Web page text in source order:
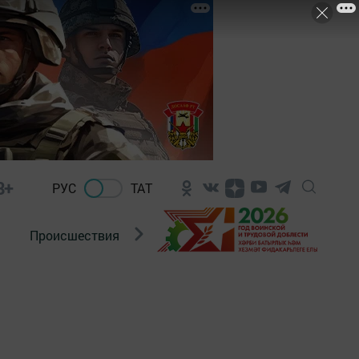
РУС ТАТ
Происшествия Новости Госавтоинспекции